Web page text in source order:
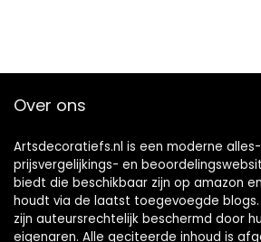
Over ons
Artsdecoratiefs.nl is een moderne
prijsvergelijkings- en
biedt die beschikbaar zijn op amazon
houdt via de laatst toegevoegde
zijn auteursrechtelijk beschermd door
eigenaren. Alle geciteerde inhoud is